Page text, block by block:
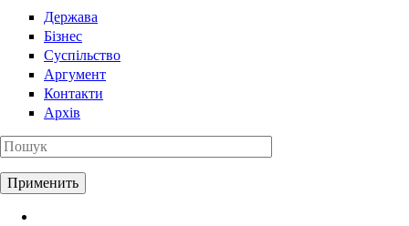
Держава
Бізнес
Суспільство
Аргумент
Контакти
Архів